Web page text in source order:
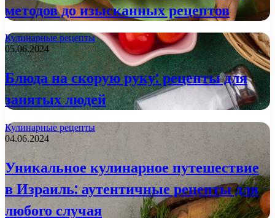
методов до изысканных рецептов
Кулинарные рецепты
05.06.2024
Блюда на скорую руку: рецепты для
занятых людей
Кулинарные рецепты
04.06.2024
Уникальное кулинарное путешествие
в Израиль: аутентичные рецепты для
любого случая